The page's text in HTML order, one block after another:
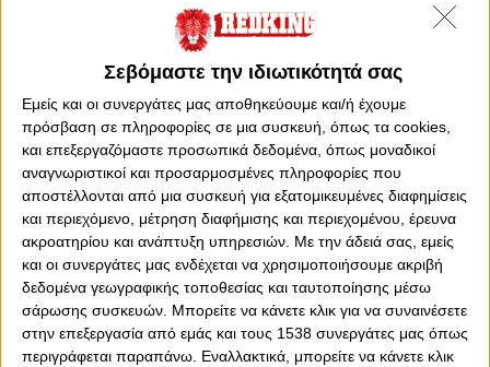
Σεβόμαστε την ιδιωτικότητά σας
Εμείς και οι συνεργάτες μας αποθηκεύουμε και/ή έχουμε
πρόσβαση σε πληροφορίες σε μια συσκευή, όπως τα cookies,
και επεξεργαζόμαστε προσωπικά δεδομένα, όπως μοναδικοί
αναγνωριστικοί και προσαρμοσμένες πληροφορίες που
αποστέλλονται από μια συσκευή για εξατομικευμένες διαφημίσεις
και περιεχόμενο, μέτρηση διαφήμισης και περιεχομένου, έρευνα
ακροατηρίου και ανάπτυξη υπηρεσιών. Με την άδειά σας, εμείς
και οι συνεργάτες μας ενδέχεται να χρησιμοποιήσουμε ακριβή
δεδομένα γεωγραφικής τοποθεσίας και ταυτοποίησης μέσω
σάρωσης συσκευών. Μπορείτε να κάνετε κλικ για να συναινέσετε
στην επεξεργασία από εμάς και τους 1538 συνεργάτες μας όπως
περιγράφεται παραπάνω. Εναλλακτικά, μπορείτε να κάνετε κλικ
Σάββατο, 18 Μαρτίου 2017 - 11:55
0 0